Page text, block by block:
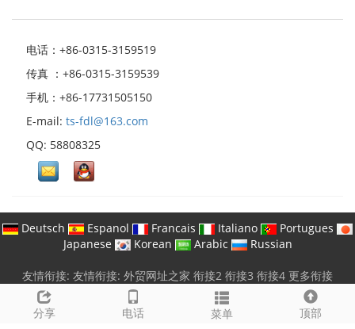
电话：+86-0315-3159519
传真 ：+86-0315-3159539
手机：+86-17731505150
E-mail: ts-fdl@163.com
QQ: 58808325
分享 电话 菜单 顶部
Deutsch Espanol Francais Italiano
Portugues
Japanese
Korean Arabic Russian
友情衔接: 友情衔接: 外贸网址之家 衔接2 衔接3 衔接4 更多衔接
电话: +86-0315-3159519
E-mail:ts-fdl@163.com
版权所有 © 唐山富达莱新材料有限公司 保留所有权利 |
冀ICP备
19038363号-1